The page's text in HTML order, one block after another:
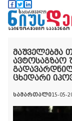
მაშველებმა
ავტოსაგზაო
ცხედარი
სამართალი15-05-